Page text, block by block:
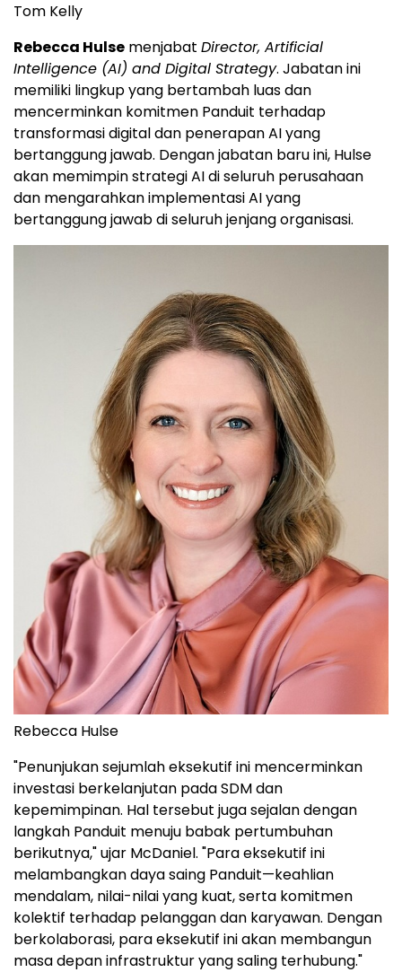
Tom Kelly
Rebecca Hulse menjabat Director, Artificial
Intelligence (AI) and Digital Strategy. Jabatan ini
memiliki lingkup yang bertambah luas dan
mencerminkan komitmen Panduit terhadap
transformasi digital dan penerapan AI yang
bertanggung jawab. Dengan jabatan baru ini, Hulse
akan memimpin strategiAI diseluruh perusahaan
dan mengarahkan implementasi AI yang
bertanggung jawab di seluruh jenjang organisasi.
Rebecca Hulse
"Penunjukan sejumlah eksekutif ini mencerminkan
investasi berkelanjutan pada SDM dan
kepemimpinan. Hal tersebut juga sejalan dengan
langkah Panduit menuju babak pertumbuhan
berikutnya," ujar McDaniel. "Para eksekutif ini
melambangkan daya saing Panduit—keahlian
mendalam, nilai-nilai yang kuat, serta komitmen
kolektif terhadap pelanggan dan karyawan. Dengan
berkolaborasi, para eksekutif ini akan membangun
masa depan infrastruktur yang saling terhubung."